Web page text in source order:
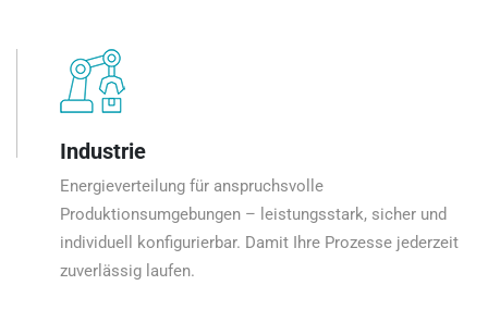
Industrie
Energieverteilung für anspruchsvolle
Produktionsumgebungen – leistungsstark, sicher und
individuell konfigurierbar. Damit Ihre Prozesse jederzeit
zuverlässig laufen.